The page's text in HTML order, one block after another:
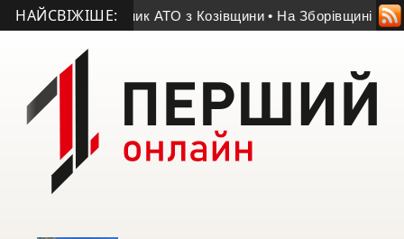
НАЙСВІЖІШЕ:
помер учасник АТО з Козівщини • На Зборівщині